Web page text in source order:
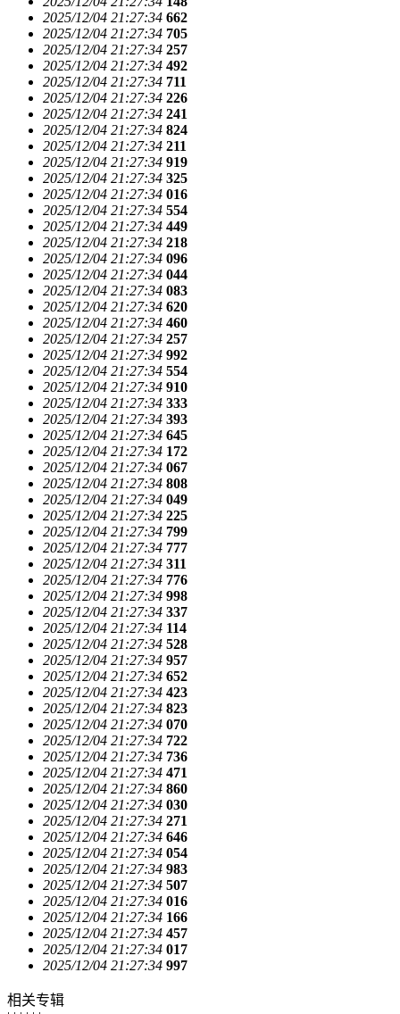
2025/12/04 21:27:34 662
2025/12/04 21:27:34 705
2025/12/04 21:27:34 257
2025/12/04 21:27:34 492
2025/12/04 21:27:34 711
2025/12/04 21:27:34 226
2025/12/04 21:27:34 241
2025/12/04 21:27:34 824
2025/12/04 21:27:34 211
2025/12/04 21:27:34 919
2025/12/04 21:27:34 325
2025/12/04 21:27:34 016
2025/12/04 21:27:34 554
2025/12/04 21:27:34 449
2025/12/04 21:27:34 218
2025/12/04 21:27:34 096
2025/12/04 21:27:34 044
2025/12/04 21:27:34 083
2025/12/04 21:27:34 620
2025/12/04 21:27:34 460
2025/12/04 21:27:34 257
2025/12/04 21:27:34 992
2025/12/04 21:27:34 554
2025/12/04 21:27:34 910
2025/12/04 21:27:34 333
2025/12/04 21:27:34 393
2025/12/04 21:27:34 645
2025/12/04 21:27:34 172
2025/12/04 21:27:34 067
2025/12/04 21:27:34 808
2025/12/04 21:27:34 049
2025/12/04 21:27:34 225
2025/12/04 21:27:34 799
2025/12/04 21:27:34 777
2025/12/04 21:27:34 311
2025/12/04 21:27:34 776
2025/12/04 21:27:34 998
2025/12/04 21:27:34 337
2025/12/04 21:27:34 114
2025/12/04 21:27:34 528
2025/12/04 21:27:34 957
2025/12/04 21:27:34 652
2025/12/04 21:27:34 423
2025/12/04 21:27:34 823
2025/12/04 21:27:34 070
2025/12/04 21:27:34 722
2025/12/04 21:27:34 736
2025/12/04 21:27:34 471
2025/12/04 21:27:34 860
2025/12/04 21:27:34 030
2025/12/04 21:27:34 271
2025/12/04 21:27:34 646
2025/12/04 21:27:34 054
2025/12/04 21:27:34 983
2025/12/04 21:27:34 507
2025/12/04 21:27:34 016
2025/12/04 21:27:34 166
2025/12/04 21:27:34 457
2025/12/04 21:27:34 017
2025/12/04 21:27:34 997
相关专辑